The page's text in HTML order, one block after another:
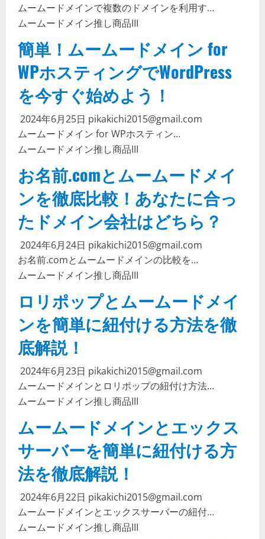
ムームードメインで複数のドメインを利用す…
ムームードメイン推し商品III
簡単！ムームードメイン for
WPホスティングでWordPress
を今すぐ始めよう！
2024年6月25日 pikakichi2015@gmail.com
ムームードメイン for WPホスティン…
ムームードメイン推し商品III
お名前.comとムームードメイ
ンを徹底比較！あなたに合っ
たドメイン会社はどちら？
2024年6月24日 pikakichi2015@gmail.com
お名前.comとムームードメインの比較を…
ムームードメイン推し商品III
ロリポップとムームードメイ
ンを簡単に紐付ける方法を徹
底解説！
2024年6月23日 pikakichi2015@gmail.com
ムームードメインとロリポップの紐付け方法…
ムームードメイン推し商品III
ムームードメインとエックス
サーバーを簡単に紐付ける方
法を徹底解説！
2024年6月22日 pikakichi2015@gmail.com
ムームードメインとエックスサーバーの紐付…
ムームードメイン推し商品III